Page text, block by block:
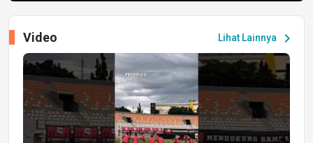
Lihat Lainnya chevron_right
Video